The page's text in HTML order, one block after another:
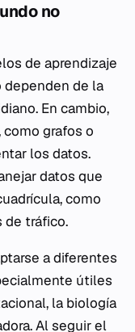
no
de aprendizaje
dependen de la
En cambio,
grafos o
los datos.
datos que
como
de tráfico.
a diferentes
útiles
la biología
Al seguir el